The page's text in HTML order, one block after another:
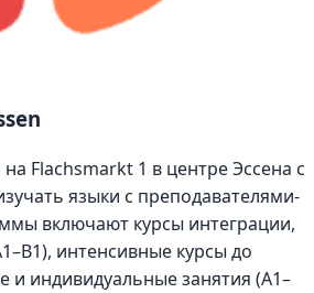
Flachsmarkt 1 в центре Эссена с
языки с преподавателями-
включают курсы интеграции,
интенсивные курсы до
и индивидуальные занятия (A1–